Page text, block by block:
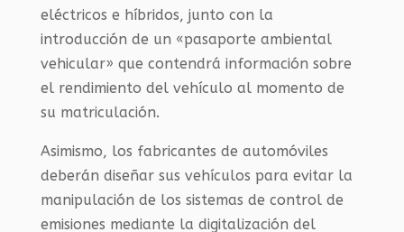
eléctricos e híbridos, junto con la
introducción de un «pasaporte ambiental
vehicular» que contendrá información sobre
el rendimiento del vehículo al momento de
su matriculación.
Asimismo, los fabricantes de automóviles
deberán diseñar sus vehículos para evitar la
manipulación de los sistemas de control de
emisiones mediante la digitalización del